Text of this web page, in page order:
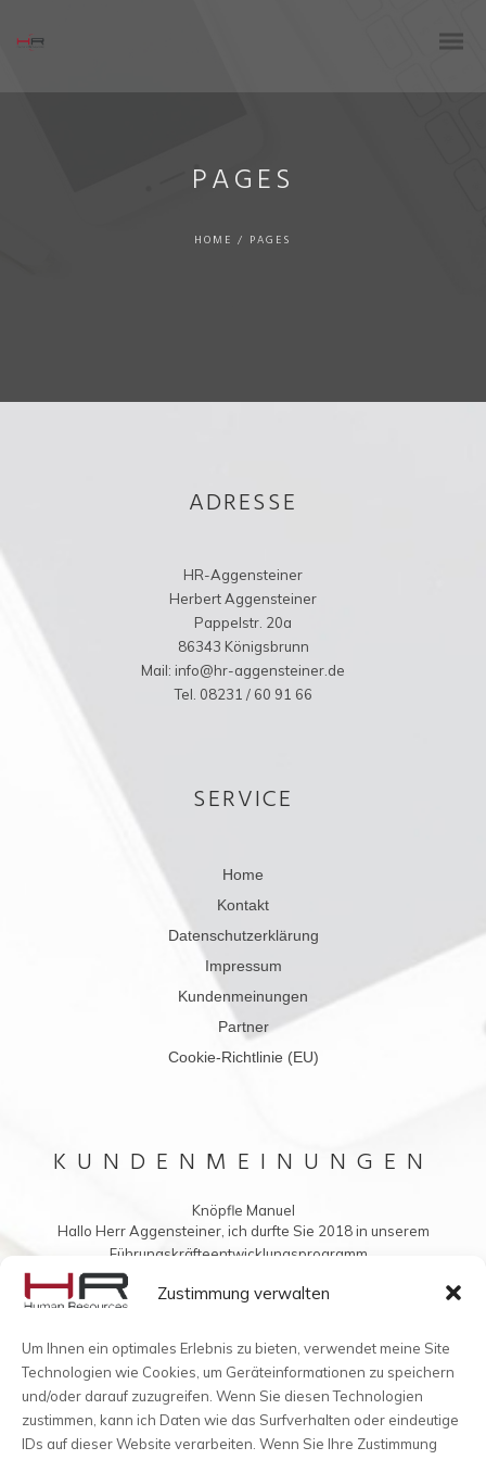
Zustimmung verwalten
Um Ihnen ein optimales Erlebnis zu bieten, verwendet meine Site
Technologien wie Cookies, um Geräteinformationen zu speichern
und/oder darauf zuzugreifen. Wenn Sie diesen Technologien
zustimmen, kann ich Daten wie das Surfverhalten oder eindeutige
IDs auf dieser Website verarbeiten. Wenn Sie Ihre Zustimmung
PAGES
HOME / PAGES
ADRESSE
HR-Aggensteiner
Herbert Aggensteiner
Pappelstr. 20a
86343 Königsbrunn
Mail: info@hr-aggensteiner.de
Tel. 08231 / 60 91 66
SERVICE
Home
Kontakt
Datenschutzerklärung
Impressum
Kundenmeinungen
Partner
Cookie-Richtlinie (EU)
KUNDENMEINUNGEN
Knöpfle Manuel
Hallo Herr Aggensteiner, ich durfte Sie 2018 in unserem
Führungskräfteentwicklungsprogramm...
Vielleicht möchten Sie mir auch was ins Buch schreiben?